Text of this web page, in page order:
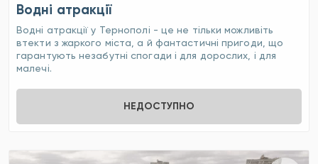
Водні атракції
Водні атракції у Тернополі - це не тільки можливіть
втекти з жаркого міста, а й фантастичні пригоди, що
гарантують незабутні спогади і для дорослих, і для
малечі.
НЕДОСТУПНО